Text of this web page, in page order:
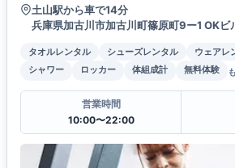
土山駅から車で14分
兵庫県加古川市加古川町篠原町9ー1 OKビ
タオルレンタル シューズレンタル ウェアレ
シャワー
ロッカー 体組成計 無料体験
営業時間
10:00〜22:00